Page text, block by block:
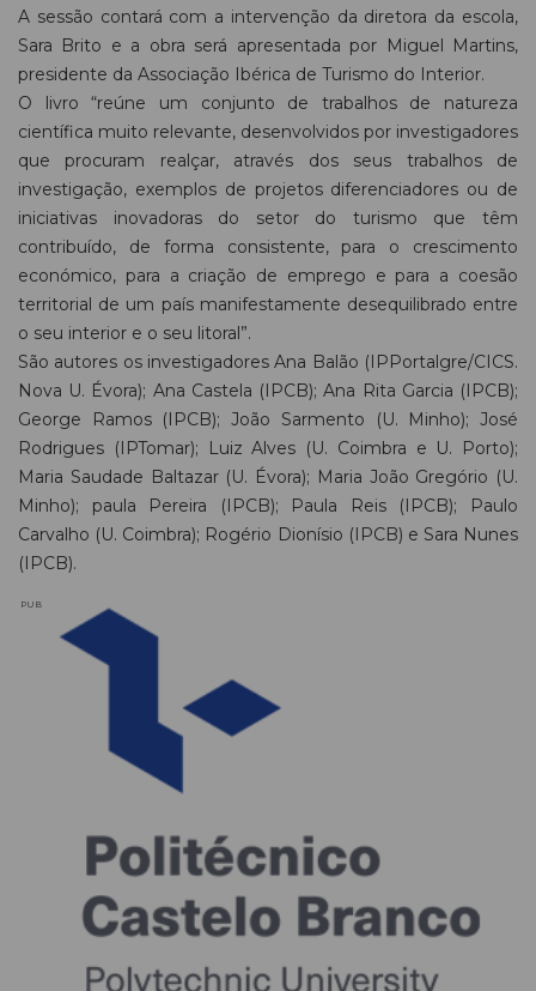
A sessão contará com a intervenção da diretora da escola,
Sara Brito e a obra será apresentada por Miguel Martins,
presidente da Associação Ibérica de Turismo do Interior.
O livro “reúne um conjunto de trabalhos de natureza
científica muito relevante, desenvolvidos por investigadores
que procuram realçar, através dos seus trabalhos de
investigação, exemplos de projetos diferenciadores ou de
iniciativas inovadoras do setor do turismo que têm
contribuído, de forma consistente, para o crescimento
económico, para a criação de emprego e para a coesão
territorial de um país manifestamente desequilibrado entre
o seu interior e o seu litoral”.
São autores os investigadores Ana Balão (IPPortalgre/CICS.
Nova U. Évora); Ana Castela (IPCB); Ana Rita Garcia (IPCB);
George Ramos (IPCB); João Sarmento (U. Minho); José
Rodrigues (IPTomar); Luiz Alves (U. Coimbra e U. Porto);
Maria Saudade Baltazar (U. Évora); Maria João Gregório (U.
Minho); paula Pereira (IPCB); Paula Reis (IPCB); Paulo
Carvalho (U. Coimbra); Rogério Dionísio (IPCB) e Sara Nunes
(IPCB).
PUB